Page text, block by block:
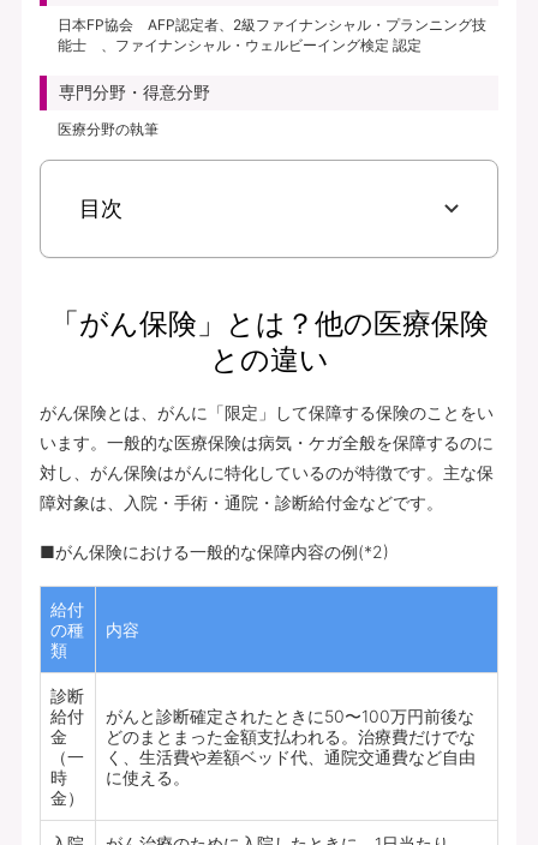
日本FP協会 AFP認定者、2級ファイナンシャル・プランニング技
能士 、ファイナンシャル・ウェルビーイング検定 認定
専門分野・得意分野
医療分野の執筆
目次
「がん保険」とは？他の医療保険
との違い
がん保険とは、がんに「限定」して保障する保険のことをい
います。一般的な医療保険は病気・ケガ全般を保障するのに
対し、がん保険はがんに特化しているのが特徴です。主な保
障対象は、入院・手術・通院・診断給付金などです。
■がん保険における一般的な保障内容の例(*2)
給付
の種
類
内容
診断
給付
金
（一
時
金）
がんと診断確定されたときに50〜100万円前後な
どのまとまった金額支払われる。治療費だけでな
く、生活費や差額ベッド代、通院交通費など自由
に使える。